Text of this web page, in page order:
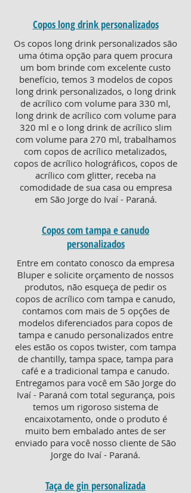
Copos long drink personalizados
Os copos long drink personalizados são
uma ótima opção para quem procura
um bom brinde com excelente custo
benefício, temos 3 modelos de copos
long drink personalizados, o long drink
de acrílico com volume para 330 ml,
long drink de acrílico com volume para
320 ml e o long drink de acrílico slim
com volume para 270 ml, trabalhamos
com copos de acrílico metalizados,
copos de acrílico holográficos, copos de
acrílico com glitter, receba na
comodidade de sua casa ou empresa
em São Jorge do Ivaí - Paraná.
Copos com tampa e canudo
personalizados
Entre em contato conosco da empresa
Bluper e solicite orçamento de nossos
produtos, não esqueça de pedir os
copos de acrílico com tampa e canudo,
contamos com mais de 5 opções de
modelos diferenciados para copos de
tampa e canudo personalizados entre
eles estão os copos twister, com tampa
de chantilly, tampa space, tampa para
café e a tradicional tampa e canudo.
Entregamos para você em São Jorge do
Ivaí - Paraná com total segurança, pois
temos um rigoroso sistema de
encaixotamento, onde o produto é
muito bem embalado antes de ser
enviado para você nosso cliente de São
Jorge do Ivaí - Paraná.
Taça de gin personalizada